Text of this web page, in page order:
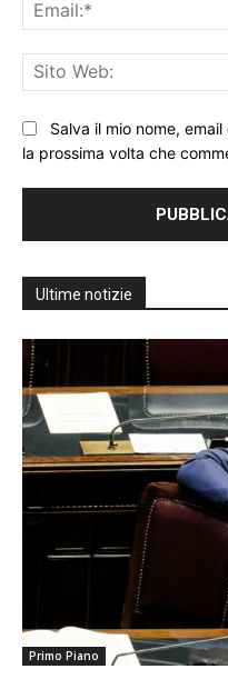
Salva il mio nome,
la prossima volta che
Ultime notizie
Primo Piano